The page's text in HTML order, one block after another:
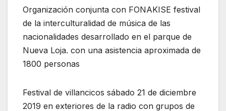
Organización conjunta con FONAKISE festival
de la interculturalidad de música de las
nacionalidades desarrollado en el parque de
Nueva Loja. con una asistencia aproximada de
1800 personas
Festival de villancicos sábado 21 de diciembre
2019 en exteriores de la radio con grupos de